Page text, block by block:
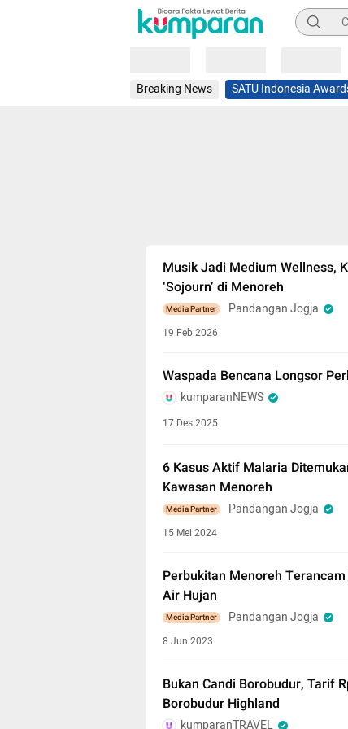
Breaking News SATU Indonesia
Musik Jadi Medium Wellness,
‘Sojourn’ di Menoreh
Media Partner Pandangan Jogja
19 Feb 2026
Waspada Bencana Longsor
kumparanNEWS
17 Des 2025
6 Kasus Aktif Malaria
Kawasan Menoreh
Media Partner Pandangan Jogja
15 Mei 2024
Perbukitan Menoreh
Air Hujan
Media Partner Pandangan Jogja
8 Jun 2023
Bukan Candi Borobudur, Tarif
Borobudur Highland
kumparanTRAVEL